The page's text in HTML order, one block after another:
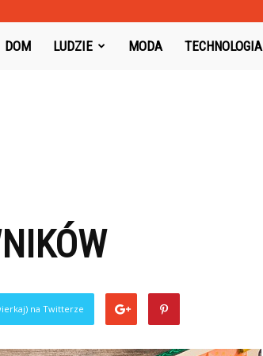
Toysboard.pl
DOM LUDZIE MODA TECHNOLOGIA
na Twitterze